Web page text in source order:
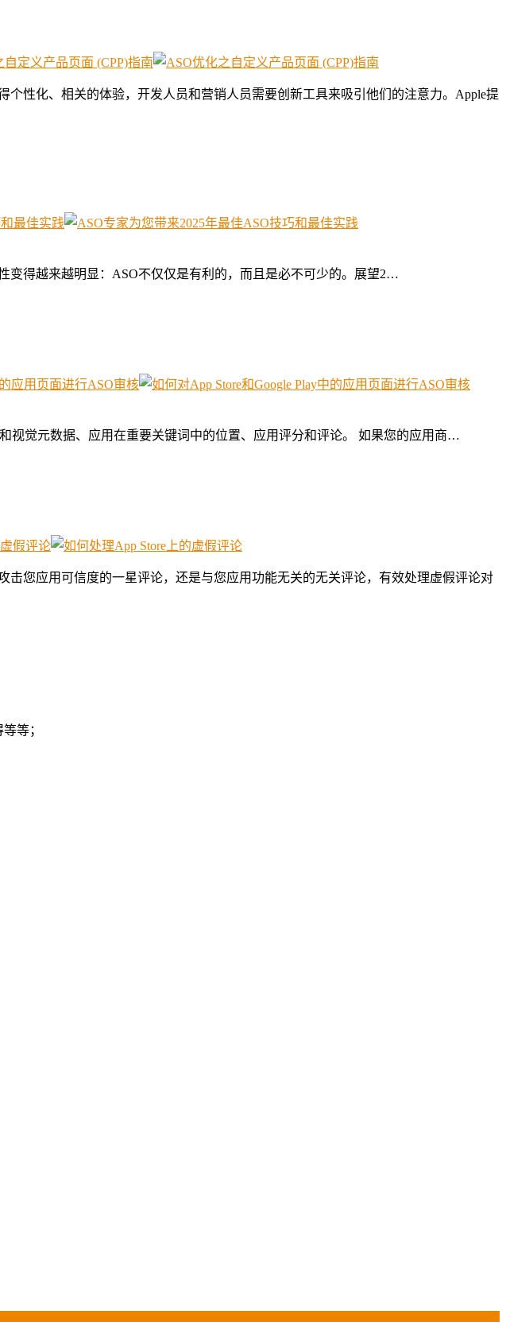
性化、相关的体验，开发人员和营销人员需要创新工具来吸引他们的注意力。Apple提
变得越来越明显：ASO不仅仅是有利的，而且是必不可少的。展望2…
视觉元数据、应用在重要关键词中的位置、应用评分和评论。 如果您的应用商…
您应用可信度的一星评论，还是与您应用功能无关的无关评论，有效处理虚假评论对
等；